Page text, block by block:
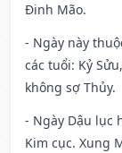
Đinh Mão.
- Ngày này
các tuổi: Kỷ
không sợ Thủy.
- Ngày Dậu lục
Kim cục. Xung